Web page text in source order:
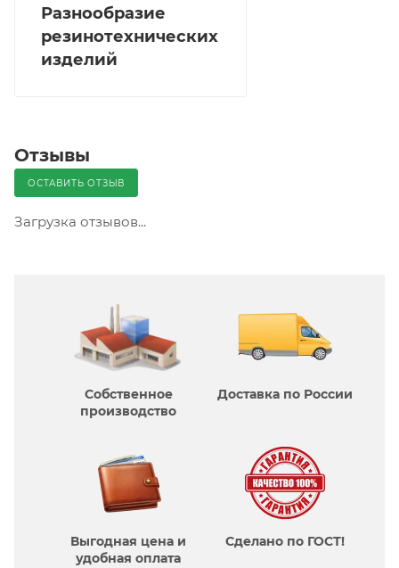
Разнообразие
резинотехнических
изделий
Отзывы
ОСТАВИТЬ ОТЗЫВ
Загрузка отзывов...
Собственное
производcтво
Доставка по России
Выгодная цена и
удобная оплата
Сделано по ГОСТ!